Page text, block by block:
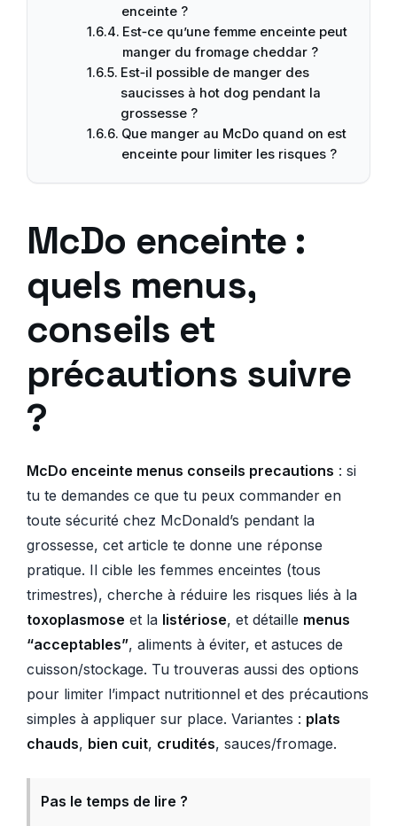
enceinte ?
Est‑ce qu’une femme enceinte peut
manger du fromage cheddar ?
Est‑il possible de manger des
saucisses à hot dog pendant la
grossesse ?
Que manger au McDo quand on est
enceinte pour limiter les risques ?
McDo enceinte :
quels menus,
conseils et
précautions suivre
?
McDo enceinte menus conseils precautions : si
tu te demandes ce que tu peux commander en
toute sécurité chez McDonald’s pendant la
grossesse, cet article te donne une réponse
pratique. Il cible les femmes enceintes (tous
trimestres), cherche à réduire les risques liés à la
toxoplasmose et la listériose, et détaille menus
“acceptables”, aliments à éviter, et astuces de
cuisson/stockage. Tu trouveras aussi des options
pour limiter l’impact nutritionnel et des précautions
simples à appliquer sur place. Variantes : plats
chauds, bien cuit, crudités, sauces/fromage.
Pas le temps de lire ?